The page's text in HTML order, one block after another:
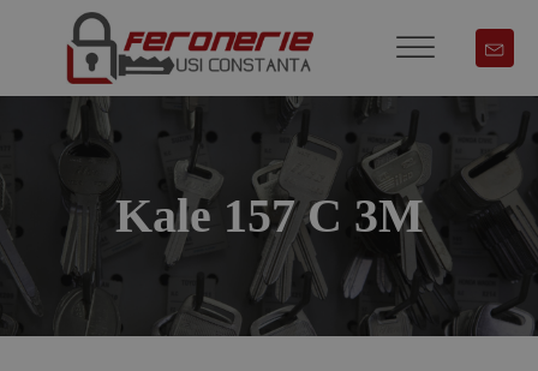
Kale 157 C 3M